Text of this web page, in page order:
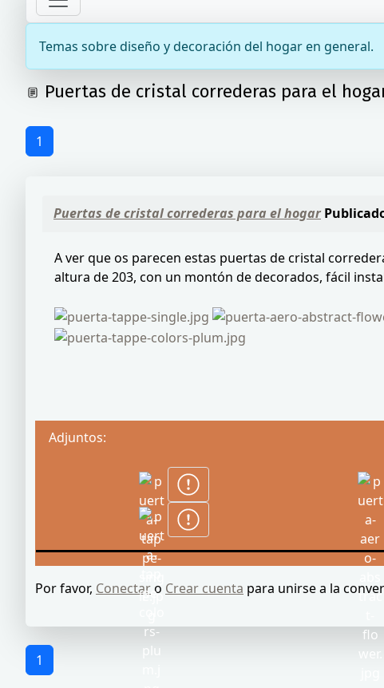
Temas sobre diseño y decoración del hogar en general.
Puertas de cristal correderas para el
1
Puertas de cristal correderas para el hogar
A ver que os parecen estas puertas de cristal
altura de 203, con un montón de decorados, fácil
Adjuntos:
Por favor, Conectaro Crear cuenta para unirse a la
1